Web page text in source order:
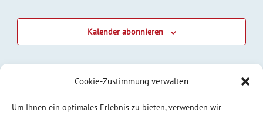
Cookie-Zustimmung verwalten
Um Ihnen ein optimales Erlebnis zu bieten, verwenden wir
Kalender abonnieren